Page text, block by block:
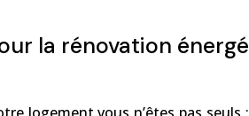
la rénovation